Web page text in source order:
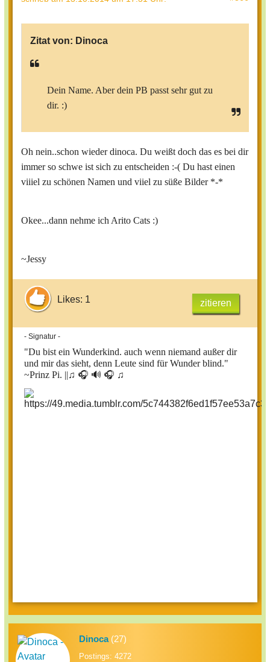
Zitat von: Dinoca
Dein Name. Aber dein PB passt sehr gut zu
dir. :)
Oh nein..schon wieder dinoca. Du weißt doch das es bei dir
immer so schwe ist sich zu entscheiden :-( Du hast einen
viiiel zu schönen Namen und viiel zu süße Bilder *-*
Okee...dann nehme ich Arito Cats :)
~Jessy
Likes: 1 zitieren
- Signatur -
"Du bist ein Wunderkind. auch wenn niemand außer dir
und mir das sieht, denn Leute sind für Wunder blind."
~Prinz Pi. ||♫ 🎧 🔊 🎧 ♫
Dinoca(27)
Postings: 4272